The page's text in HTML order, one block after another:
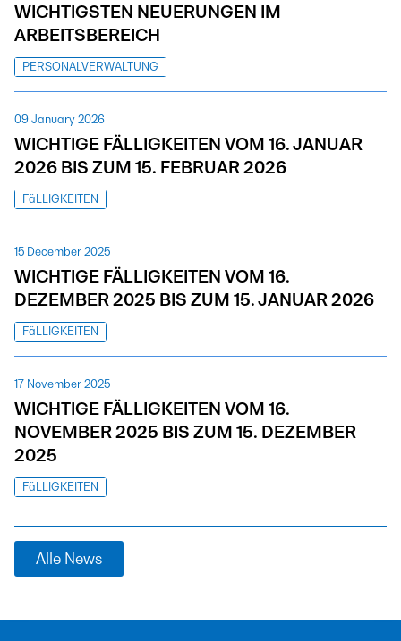
WICHTIGSTEN NEUERUNGEN IM
ARBEITSBEREICH
PERSONALVERWALTUNG
09 January 2026
WICHTIGE FÄLLIGKEITEN VOM 16. JANUAR
2026 BIS ZUM 15. FEBRUAR 2026
FäLLIGKEITEN
15 December 2025
WICHTIGE FÄLLIGKEITEN VOM 16.
DEZEMBER 2025 BIS ZUM 15. JANUAR 2026
FäLLIGKEITEN
17 November 2025
WICHTIGE FÄLLIGKEITEN VOM 16.
NOVEMBER 2025 BIS ZUM 15. DEZEMBER
2025
FäLLIGKEITEN
Alle News